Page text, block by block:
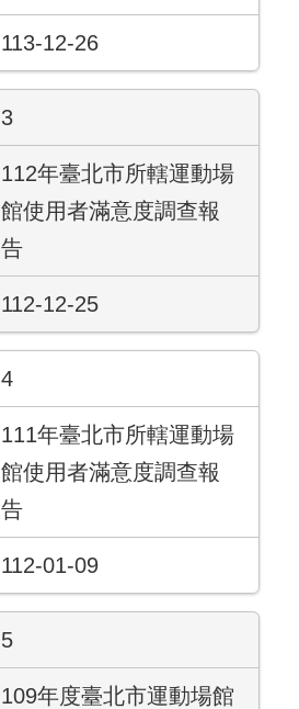
113-12-26
3
112年臺北市所轄運動場
館使用者滿意度調查報
告
112-12-25
4
111年臺北市所轄運動場
館使用者滿意度調查報
告
112-01-09
5
109年度臺北市運動場館